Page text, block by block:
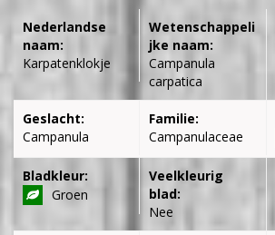
Nederlandse
naam:
Karpatenklokje
Wetenschappeli
jke naam:
Campanula
carpatica
Geslacht:
Campanula
Familie:
Campanulaceae
Bladkleur:
Groen
Veelkleurig
blad:
Nee